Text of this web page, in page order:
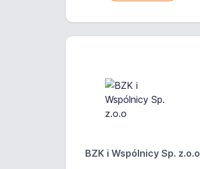
BZK i Wspólnicy Sp. z.o.o